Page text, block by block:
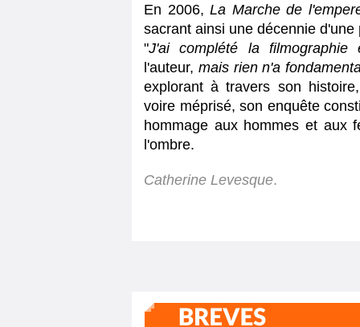
En 2006, La Marche de
sacrant ainsi une décennie
"J'ai complété la filmographie
l'auteur, mais rien n'a
explorant à travers son
voire méprisé, son enquête
hommage aux hommes et aux
l'ombre.
Catherine Levesque.